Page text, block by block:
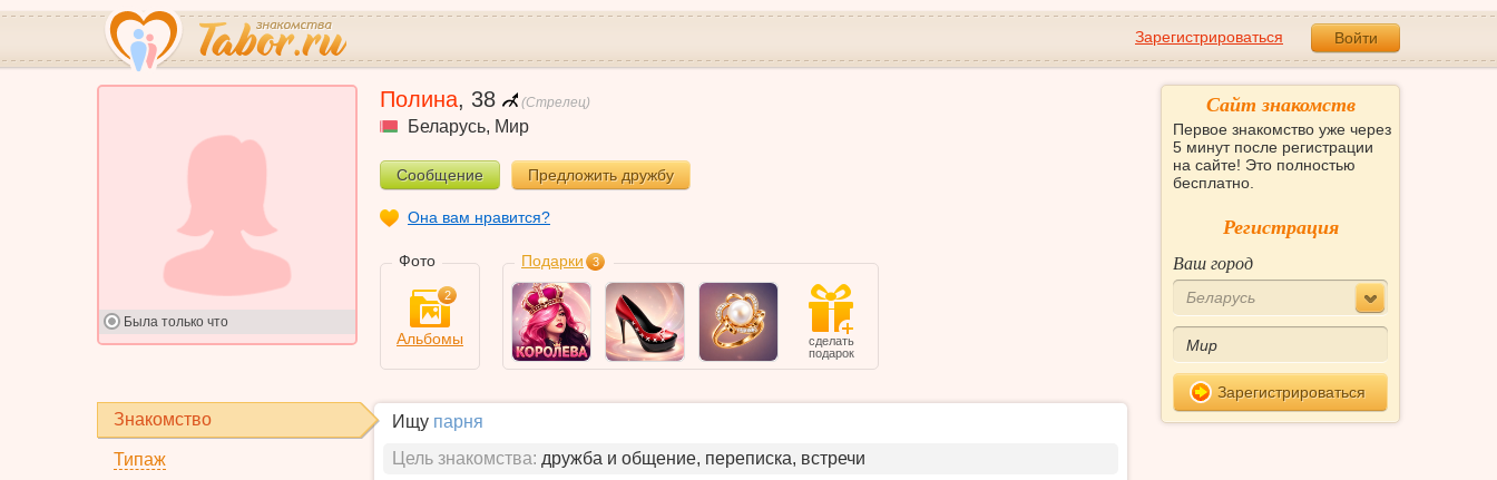
Зарегистрироваться Войти
Была только что
Полина, 38 (Стрелец)
Беларусь, Мир
Сообщение Предложить дружбу
Она вам нравится?
Фото
2
Альбомы
Подарки 3
сделать
подарок
Знакомство
Типаж
Ищу парня
Цель знакомства: дружба и общение, переписка, встречи
Сайт знакомств
Первое знакомство уже через
5 минут после регистрации
на сайте! Это полностью
бесплатно.
Регистрация
Ваш город
Беларусь
Зарегистрироваться